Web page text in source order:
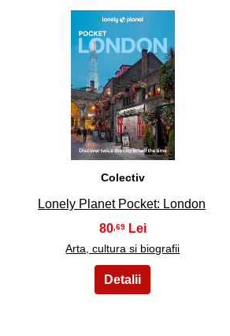
23
Colectiv
Lonely Planet Pocket: London
80,69
Arta, cultura si biografii